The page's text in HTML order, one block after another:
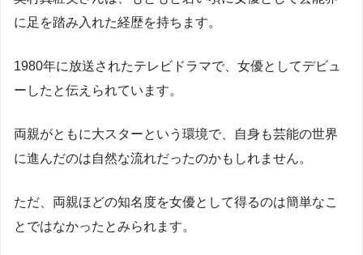
に足を踏み入れた経歴を持ちます。
1980年に放送されたテレビドラマで、女優としてデビュ
ーしたと伝えられています。
両親がともに大スターという環境で、自身も芸能の世界
に進んだのは自然な流れだったのかもしれません。
ただ、両親ほどの知名度を女優として得るのは簡単なこ
とではなかったとみられます。